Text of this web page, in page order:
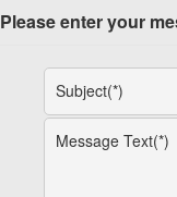
Please enter your
Subject(*)
Message Text(*)